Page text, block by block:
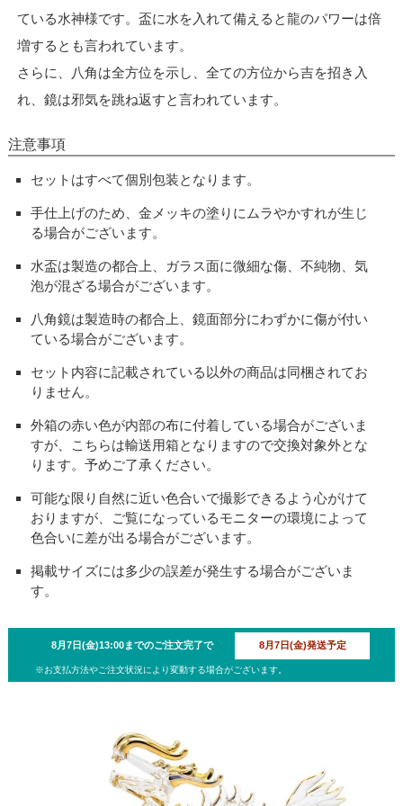
ている水神様です。盃に水を入れて備えると龍のパワーは倍
増するとも言われています。
さらに、八角は全方位を示し、全ての方位から吉を招き入
れ、鏡は邪気を跳ね返すと言われています。
注意事項
セットはすべて個別包装となります。
手仕上げのため、金メッキの塗りにムラやかすれが生じ
る場合がございます。
水盃は製造の都合上、ガラス面に微細な傷、不純物、気
泡が混ざる場合がございます。
八角鏡は製造時の都合上、鏡面部分にわずかに傷が付い
ている場合がございます。
セット内容に記載されている以外の商品は同梱されてお
りません。
外箱の赤い色が内部の布に付着している場合がございま
すが、こちらは輸送用箱となりますので交換対象外とな
ります。予めご了承ください。
可能な限り自然に近い色合いで撮影できるよう心がけて
おりますが、ご覧になっているモニターの環境によって
色合いに差が出る場合がございます。
掲載サイズには多少の誤差が発生する場合がございま
す。